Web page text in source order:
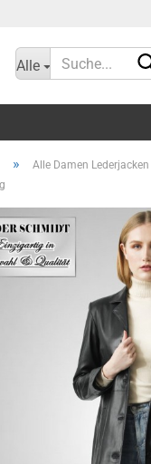
Alle
» Alle Damen Lederjacken